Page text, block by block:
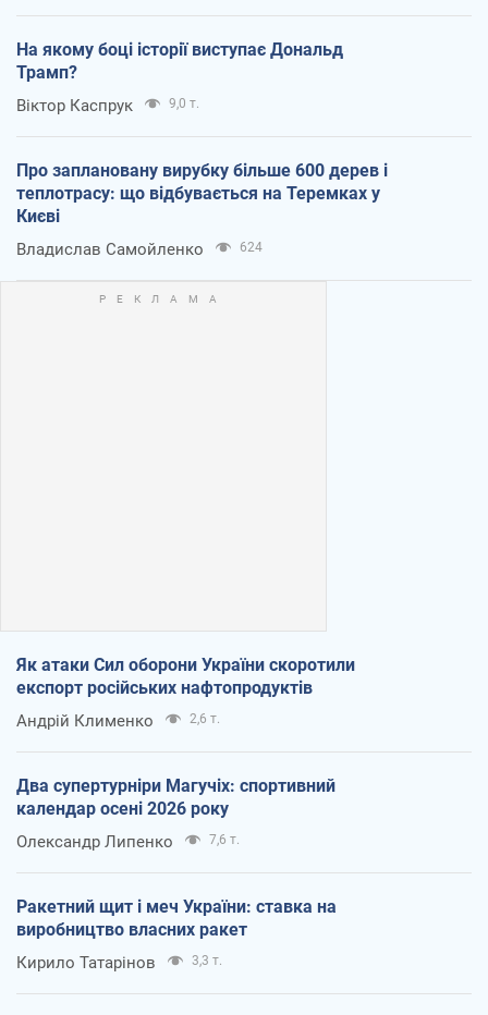
На якому боці історії виступає Дональд
Трамп?
Віктор Каспрук 9,0 т.
Про заплановану вирубку більше 600 дерев і
теплотрасу: що відбувається на Теремках у
Києві
Владислав Самойленко 624
Як атаки Сил оборони України скоротили
експорт російських нафтопродуктів
Андрій Клименко 2,6 т.
Два супертурніри Магучіх: спортивний
календар осені 2026 року
Олександр Липенко 7,6 т.
Ракетний щит і меч України: ставка на
виробництво власних ракет
Кирило Татарінов 3,3 т.